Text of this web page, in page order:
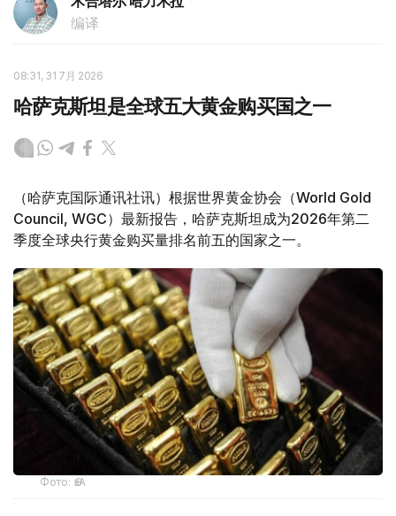
编译
08:31, 31 7月 2026
哈萨克斯坦是全球五大黄金购买国之一
（哈萨克国际通讯社讯）根据世界黄金协会（World Gold
Council, WGC）最新报告，哈萨克斯坦成为2026年第二
季度全球央行黄金购买量排名前五的国家之一。
Фото: ӨзА